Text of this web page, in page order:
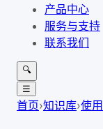
产品中心
服务与支持
联系我们
🔍
☰
首页›知识库›使